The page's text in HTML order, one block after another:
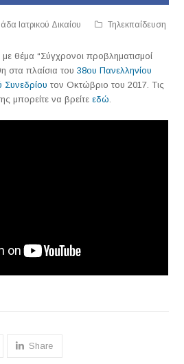
Ιατρικού Δικαίου Τηλεκπαίδευση
θέμα “Σύγχρονοι προβληματισμοί
στα πλαίσια του38ου Πανελληνίου
Συνεδρίου τον Οκτώβριο του 2017. Τις
μπορείτε να βρείτεεδώ.
Share